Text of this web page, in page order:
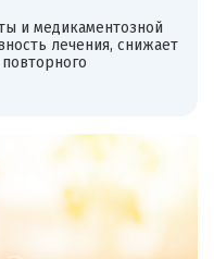
и медикаментозной
лечения, снижает